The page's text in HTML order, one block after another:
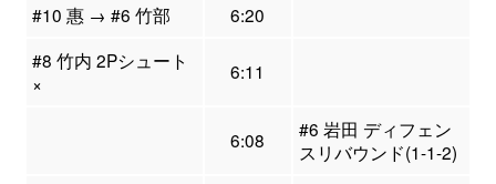
#10 惠 → #6 竹部
6:20
#8 竹内 2Pシュート
×
6:11
6:08
#6 岩田 ディフェン
スリバウンド(1-1-2)